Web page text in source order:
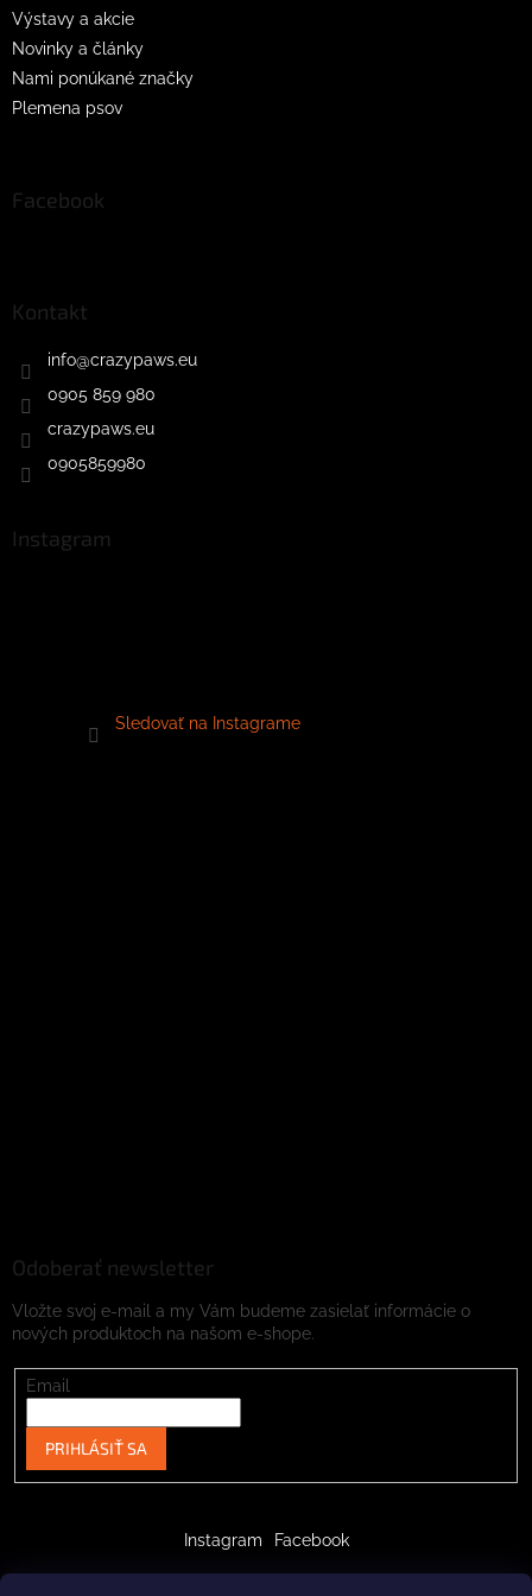
Výstavy a akcie
Novinky a články
Nami ponúkané značky
Plemena psov
Facebook
Kontakt
info@crazypaws.eu
0905 859 980
crazypaws.eu
0905859980
Instagram
Sledovať na Instagrame
Odoberať newsletter
Vložte svoj e-mail a my Vám budeme zasielať informácie o
nových produktoch na našom e-shope.
Email
PRIHLÁSIŤ SA
Instagram Facebook